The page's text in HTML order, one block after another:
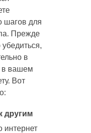
шагов для
Прежде
в
в вашем
Вот
другим
интернет